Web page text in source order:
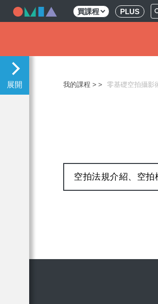
買課程 PLUS
我的課程 > 零基礎空拍攝影
空拍法規介紹、空拍